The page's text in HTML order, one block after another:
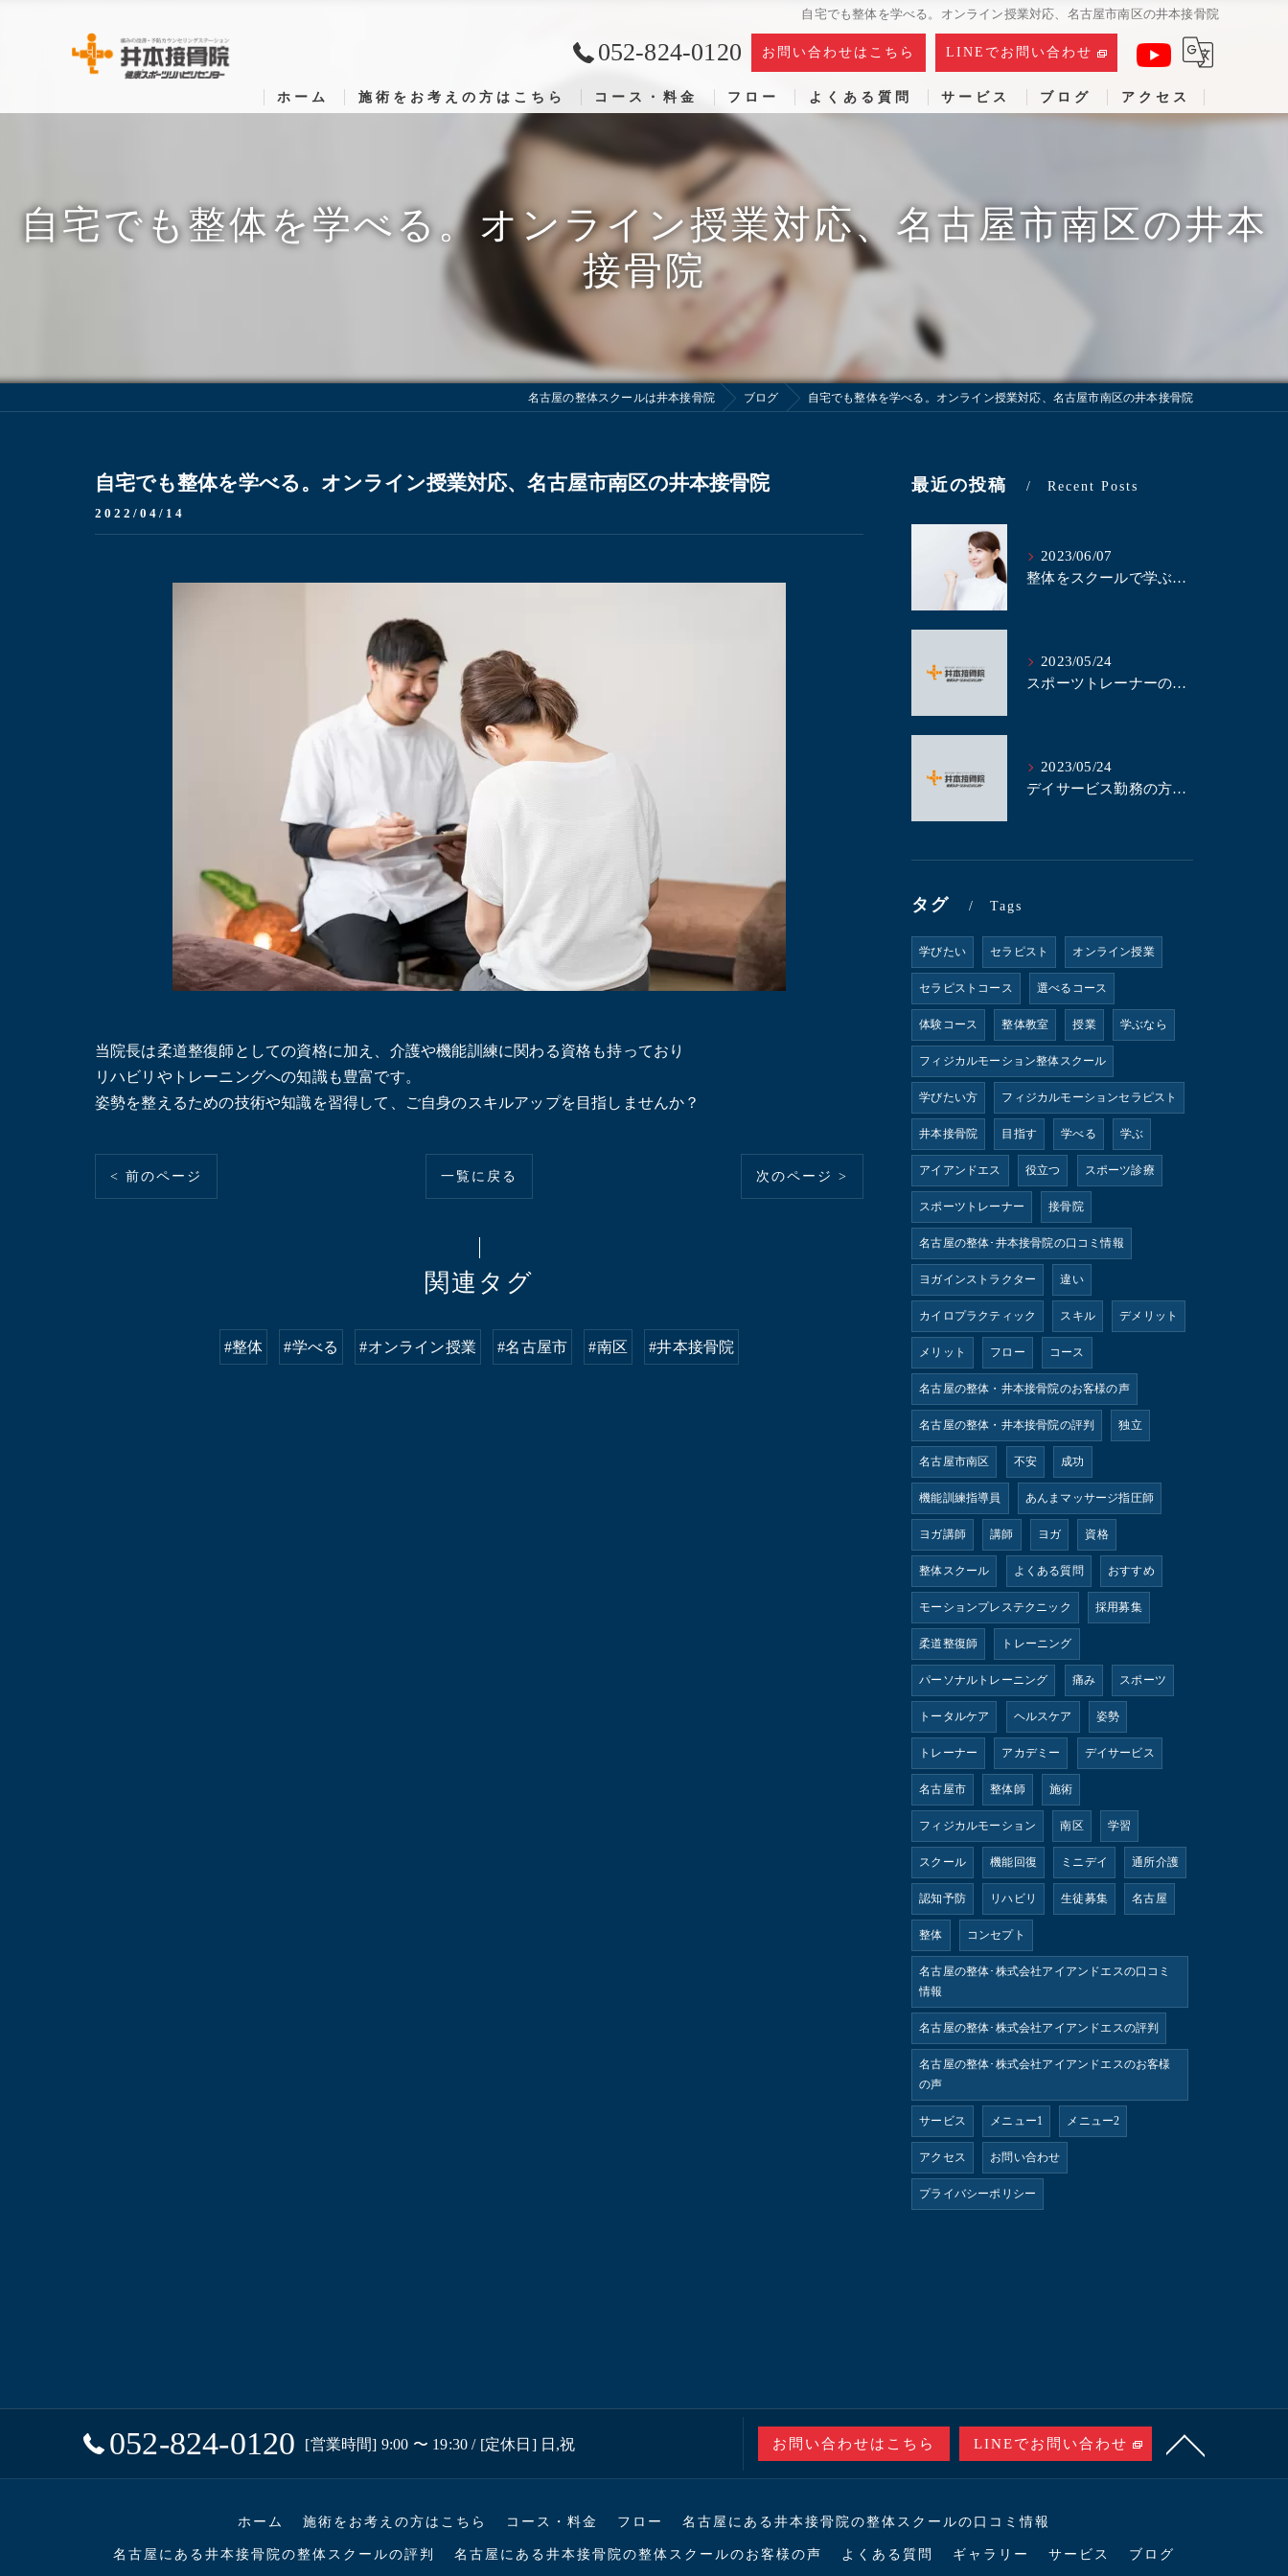
自宅でも整体を学べる。オンライン授業対応、名古屋市南区の井本接骨院
052-824-0120 お問い合わせはこちら LINEでお問い合わせ
ホーム 施術をお考えの方はこちら コース・料金 フロー よくある質問 サービス ブログ アクセス
自宅でも整体を学べる。オンライン授業対応、名古屋市南区の井本
接骨院
名古屋の整体スクールは井本接骨院 ブログ 自宅でも整体を学べる。オンライン授業対応、名古屋市南区の井本接骨院
自宅でも整体を学べる。オンライン授業対応、名古屋市南区の井本接骨院
2022/04/14
当院長は柔道整復師としての資格に加え、介護や機能訓練に関わる資格も持っており
リハビリやトレーニングへの知識も豊富です。
姿勢を整えるための技術や知識を習得して、ご自身のスキルアップを目指しませんか？
< 前のページ 一覧に戻る 次のページ >
関連タグ
#整体 #学べる #オンライン授業 #名古屋市 #南区 #井本接骨院
最近の投稿 Recent Posts
2023/06/07
整体をスクールで学ぶべき理由とは？｜名古屋にある井本接骨院
2023/05/24
スポーツトレーナーの方、当整体スクールで整体を学びませんか？｜名古屋の整体スクール井本接骨院
2023/05/24
デイサービス勤務の方、整体の技術を学んで業務に活かしませんか？｜名古屋の整体スクール井本接骨院
タグ Tags
学びたい セラピスト オンライン授業
セラピストコース 選べるコース
体験コース 整体教室 授業 学ぶなら
フィジカルモーション整体スクール
学びたい方 フィジカルモーションセラピスト
井本接骨院 目指す 学べる 学ぶ
アイアンドエス 役立つ スポーツ診療
スポーツトレーナー 接骨院
名古屋の整体･井本接骨院の口コミ情報
ヨガインストラクター 違い
カイロプラクティック スキル デメリット
メリット フロー コース
名古屋の整体・井本接骨院のお客様の声
名古屋の整体・井本接骨院の評判 独立
名古屋市南区 不安 成功
機能訓練指導員 あんまマッサージ指圧師
ヨガ講師 講師 ヨガ 資格
整体スクール よくある質問 おすすめ
モーションプレステクニック 採用募集
柔道整復師 トレーニング
パーソナルトレーニング 痛み スポーツ
トータルケア ヘルスケア 姿勢
トレーナー アカデミー デイサービス
名古屋市 整体師 施術
フィジカルモーション 南区 学習
スクール 機能回復 ミニデイ 通所介護
認知予防 リハビリ 生徒募集 名古屋
整体 コンセプト
名古屋の整体･株式会社アイアンドエスの口コミ
情報
名古屋の整体･株式会社アイアンドエスの評判
名古屋の整体･株式会社アイアンドエスのお客様
の声
サービス メニュー1 メニュー2
アクセス お問い合わせ
プライバシーポリシー
052-824-0120 [営業時間] 9:00 〜 19:30 / [定休日] 日,祝 お問い合わせはこちら LINEでお問い合わせ
ホーム 施術をお考えの方はこちら コース・料金 フロー 名古屋にある井本接骨院の整体スクールの口コミ情報
名古屋にある井本接骨院の整体スクールの評判 名古屋にある井本接骨院の整体スクールのお客様の声 よくある質問 ギャラリー サービス ブログ